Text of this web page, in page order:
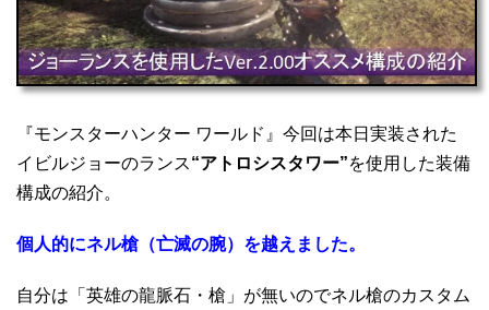
『モンスターハンター ワールド』今回は本日実装された
イビルジョーのランス“アトロシスタワー”を使用した装備
構成の紹介。
個人的にネル槍（亡滅の腕）を越えました。
自分は「英雄の龍脈石・槍」が無いのでネル槍のカスタム